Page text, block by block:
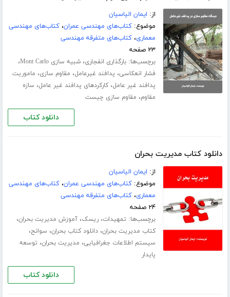
از: ایمان الیاسیان
موضوع:کتاب‌های مهندسی عمران،کتاب‌های مهندسی
معماری،کتاب‌های متفرقه مهندسی
۲۳ صفحه
برچسب‌ها:بارگذاری انفجاری،شبیه سازی Mont Carlo ،
فشار انعکاسی، پدافند غیرعامل، مقاوم سازی، ماموریت
پدافند غیر عامل،کارکردهای پدافند غیر عامل، سازه
مقاوم، مقاوم سازی چیست
دانلود کتاب
دانلود کتاب مدیریت بحران
از: ایمان الیاسیان
موضوع:کتاب‌های مهندسی عمران،کتاب‌های مهندسی
معماری،کتاب‌های متفرقه مهندسی
۲۴ صفحه
برچسب‌ها: تمهیدات،ریسک،آموزش مدیریت بحران،
کتاب مدیریت بحران،دانلود کتاب بحران، سوانح،
سیستم اطلاعات جغرافیایی، مدیریت بحران، توسعه
پایدار
دانلود کتاب